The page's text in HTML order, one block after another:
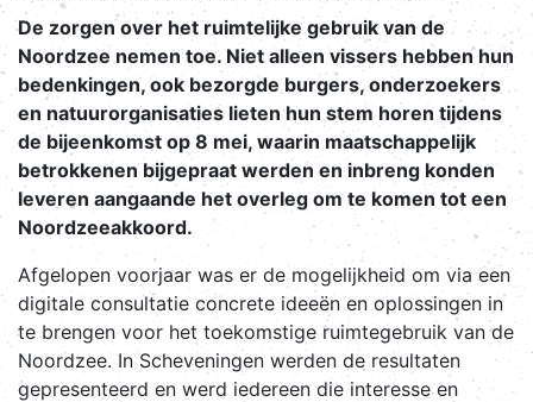
De zorgen over het ruimtelijke gebruik van de
Noordzee nemen toe. Niet alleen vissers hebben hun
bedenkingen, ook bezorgde burgers, onderzoekers
en natuurorganisaties lieten hun stem horen tijdens
de bijeenkomst op 8 mei, waarin maatschappelijk
betrokkenen bijgepraat werden en inbreng konden
leveren aangaande het overleg om te komen tot een
Noordzeeakkoord.
Afgelopen voorjaar was er de mogelijkheid om via een
digitale consultatie concrete ideeën en oplossingen in
te brengen voor het toekomstige ruimtegebruik van de
Noordzee. In Scheveningen werden de resultaten
gepresenteerd en werd iedereen die interesse en